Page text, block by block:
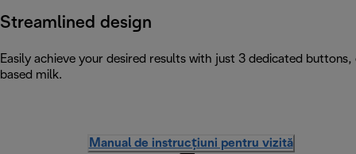
Streamlined design
Easily achieve your desired results with just 3 dedicated
based milk.
Manual de instrucțiuni pentru vizită